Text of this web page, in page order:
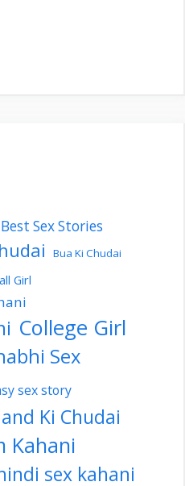
Best Sex Stories
Bua Ki Chudai
Girl
College Girl
Sex
sex story
Ki Chudai
Kahani
sex kahani